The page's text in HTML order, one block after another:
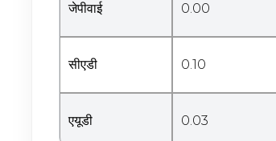
जेपीवाई 0.00
सीएडी 0.10
एयूडी 0.03